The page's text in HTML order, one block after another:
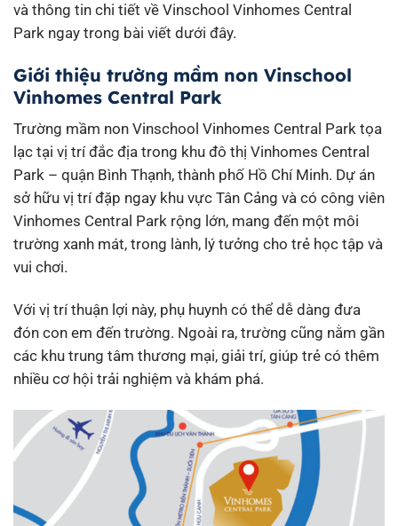
và thông tin chi tiết về Vinschool Vinhomes Central
Park ngay trong bài viết dưới đây.
Giới thiệu trường mầm non Vinschool
Vinhomes Central Park
Trường mầm non Vinschool Vinhomes Central Park tọa
lạc tại vị trí đắc địa trong khu đô thị Vinhomes Central
Park – quận Bình Thạnh, thành phố Hồ Chí Minh. Dự án
sở hữu vị trí đặp ngay khu vực Tân Cảng và có công viên
Vinhomes Central Park rộng lớn, mang đến một môi
trường xanh mát, trong lành, lý tưởng cho trẻ học tập và
vui chơi.
Với vị trí thuận lợi này, phụ huynh có thể dễ dàng đưa
đón con em đến trường. Ngoài ra, trường cũng nằm gần
các khu trung tâm thương mại, giải trí, giúp trẻ có thêm
nhiều cơ hội trải nghiệm và khám phá.